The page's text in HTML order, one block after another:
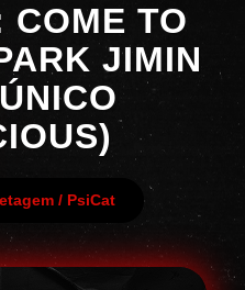
COME TO
JIMIN
/ PsiCat